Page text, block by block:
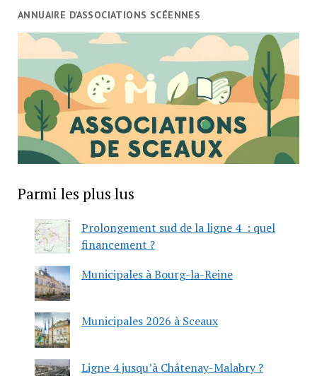
ANNUAIRE D’ASSOCIATIONS SCÉENNES
Parmi les plus lus
Prolongement sud de la ligne 4 : quel
financement ?
Municipales à Bourg-la-Reine
Municipales 2026 à Sceaux
Ligne 4 jusqu’à Châtenay-Malabry ?